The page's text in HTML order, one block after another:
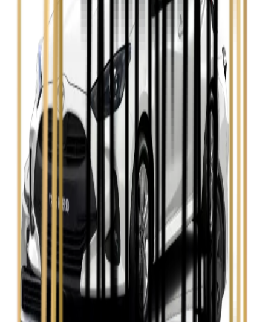
Opel Insignia
Seat Leon
Skoda Fabia
Zobacz
Skoda Kamiq
Zobacz
Skoda Octavia
Zobacz
Toyota Avensis
Zobacz
Toyota Camry